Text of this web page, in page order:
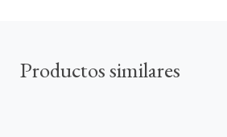
Productos similares